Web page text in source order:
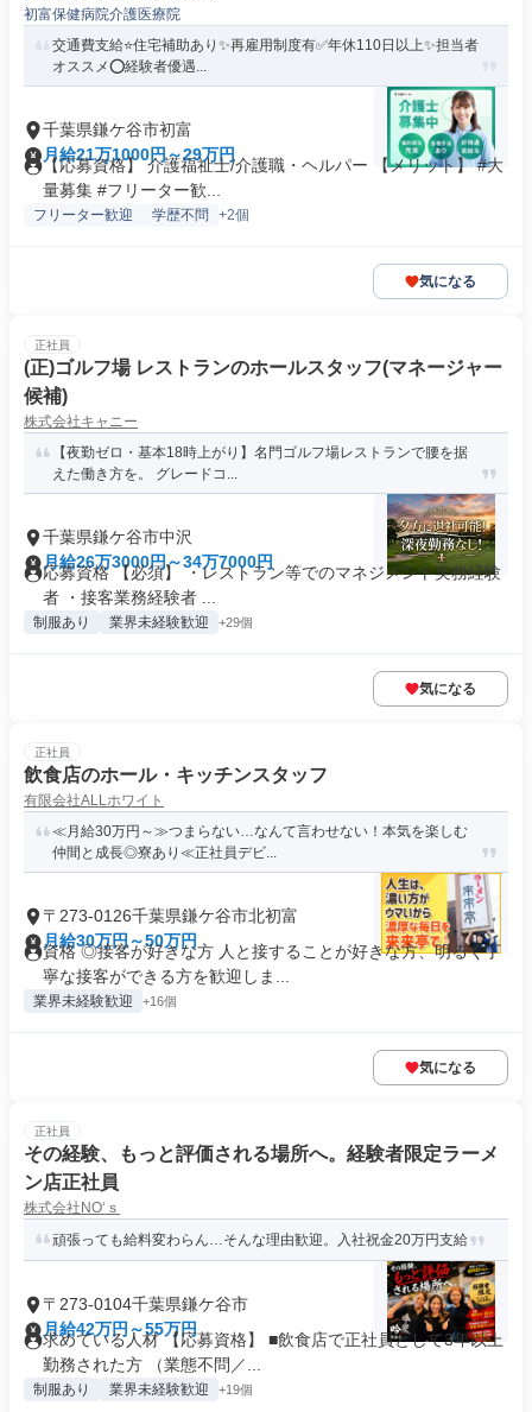
初富保健病院介護医療院
交通費支給⭐️住宅補助あり✨再雇用制度有✅️年休110日以上✨担当者
オススメ⭕️経験者優遇...
千葉県鎌ケ谷市初富
月給21万1000円～29万円
【応募資格】 介護福祉士/介護職・ヘルパー 【メリット】 #大
量募集 #フリーター歓...
フリーター歓迎 学歴不問 +2個
気になる
正社員
(正)ゴルフ場 レストランのホールスタッフ(マネージャー
候補)
株式会社キャニー
【夜勤ゼロ・基本18時上がり】名門ゴルフ場レストランで腰を据
えた働き方を。 グレードコ...
千葉県鎌ケ谷市中沢
月給26万3000円～34万7000円
応募資格 【必須】 ・レストラン等でのマネジメント実務経験
者 ・接客業務経験者 ...
制服あり 業界未経験歓迎 +29個
気になる
正社員
飲食店のホール・キッチンスタッフ
有限会社ALLホワイト
≪月給30万円～≫つまらない…なんて言わせない！本気を楽しむ
仲間と成長◎寮あり≪正社員デビ...
〒273-0126千葉県鎌ケ谷市北初富
月給30万円～50万円
資格 ◎接客が好きな方 人と接することが好きな方、明るく丁
寧な接客ができる方を歓迎しま...
業界未経験歓迎 +16個
気になる
正社員
その経験、もっと評価される場所へ。経験者限定ラーメ
ン店正社員
株式会社NO‘ｓ
頑張っても給料変わらん…そんな理由歓迎。入社祝金20万円支給
〒273-0104千葉県鎌ケ谷市
月給42万円～55万円
求めている人材 【応募資格】 ■飲食店で正社員として3年以上
勤務された方 （業態不問／...
制服あり 業界未経験歓迎 +19個